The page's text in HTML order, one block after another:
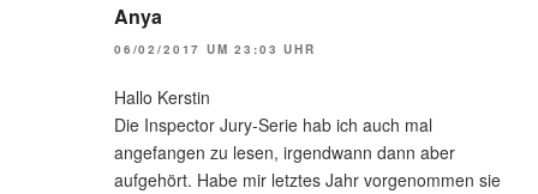
Anya
06/02/2017 UM 23:03 UHR
Hallo Kerstin
Die Inspector Jury-Serie hab ich auch mal
angefangen zu lesen, irgendwann dann aber
aufgehört. Habe mir letztes Jahr vorgenommen sie